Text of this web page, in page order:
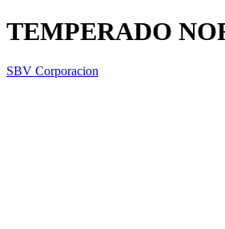
TEMPERADO
SBV Corporacion